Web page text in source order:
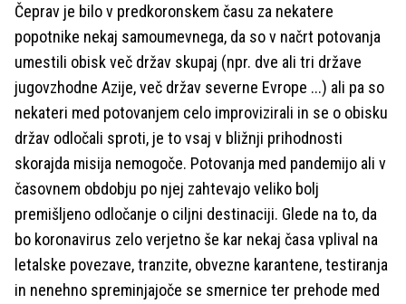
Čeprav je bilo v predkoronskem času za nekatere
popotnike nekaj samoumevnega, da so v načrt potovanja
umestili obisk več držav skupaj (npr. dve ali tri države
jugovzhodne Azije, več držav severne Evrope ...) ali pa so
nekateri med potovanjem celo improvizirali in se o obisku
držav odločali sproti, je to vsaj v bližnji prihodnosti
skorajda misija nemogoče. Potovanja med pandemijo ali v
časovnem obdobju po njej zahtevajo veliko bolj
premišljeno odločanje o ciljni destinaciji. Glede na to, da
bo koronavirus zelo verjetno še kar nekaj časa vplival na
letalske povezave, tranzite, obvezne karantene, testiranja
in nenehno spreminjajoče se smernice ter prehode med